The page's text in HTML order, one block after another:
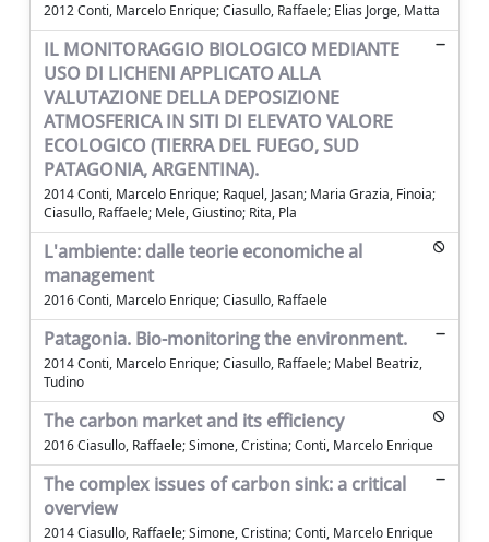
2012 Conti, Marcelo Enrique; Ciasullo, Raffaele; Elias Jorge, Matta
IL MONITORAGGIO BIOLOGICO MEDIANTE
USO DI LICHENI APPLICATO ALLA
VALUTAZIONE DELLA DEPOSIZIONE
ATMOSFERICA IN SITI DI ELEVATO VALORE
ECOLOGICO (TIERRA DEL FUEGO, SUD
PATAGONIA, ARGENTINA).
2014 Conti, Marcelo Enrique; Raquel, Jasan; Maria Grazia, Finoia;
Ciasullo, Raffaele; Mele, Giustino; Rita, Pla
L'ambiente: dalle teorie economiche al
management
2016 Conti, Marcelo Enrique; Ciasullo, Raffaele
Patagonia. Bio-monitoring the environment.
2014 Conti, Marcelo Enrique; Ciasullo, Raffaele; Mabel Beatriz,
Tudino
The carbon market and its efficiency
2016 Ciasullo, Raffaele; Simone, Cristina; Conti, Marcelo Enrique
The complex issues of carbon sink: a critical
overview
2014 Ciasullo, Raffaele; Simone, Cristina; Conti, Marcelo Enrique